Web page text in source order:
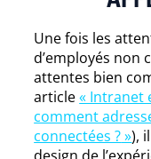
Une fois les
d’employés non
attentes bien
article« Intranet
comment
connectées ?»),